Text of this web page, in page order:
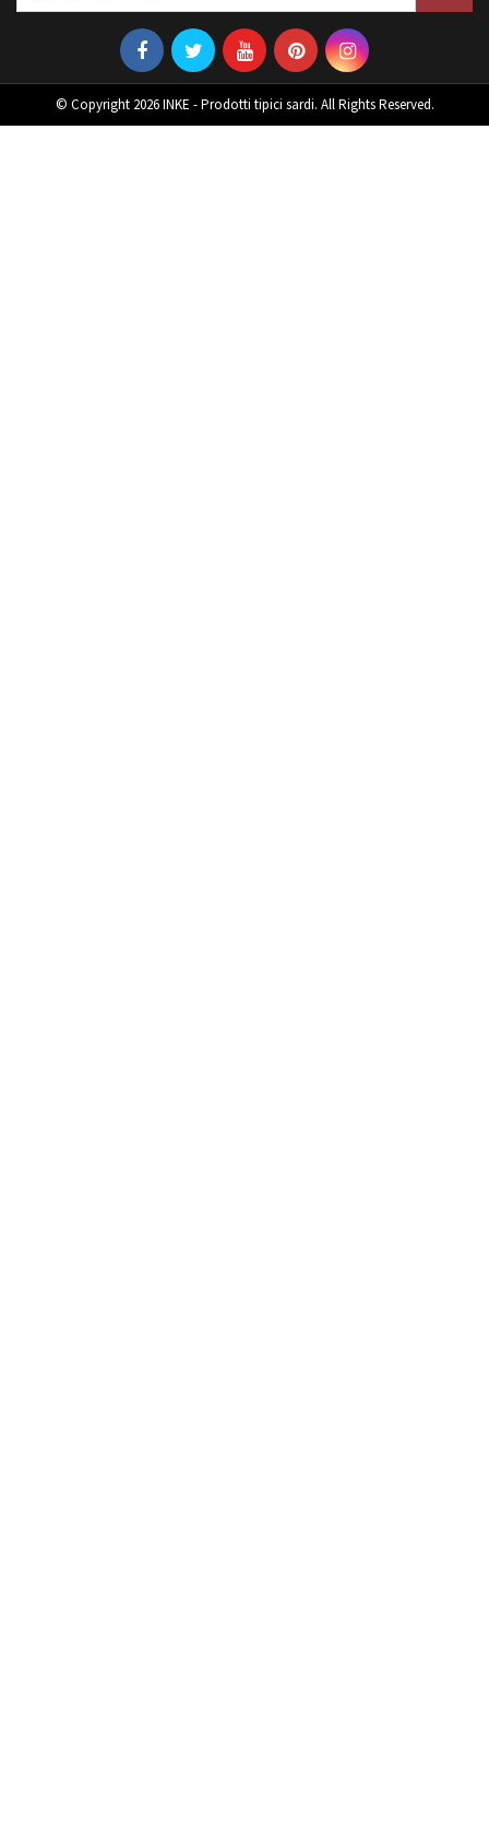
© Copyright 2026 INKE - Prodotti tipici sardi. All Rights Reserved.